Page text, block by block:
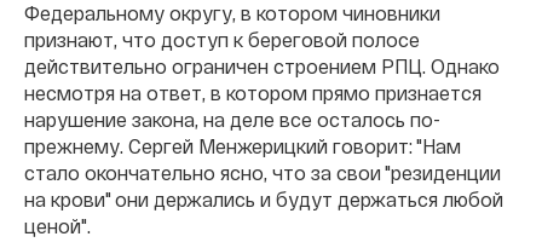
Федеральному округу, в котором чиновники
признают, что доступ к береговой полосе
действительно ограничен строением РПЦ. Однако
несмотря на ответ, в котором прямо признается
нарушение закона, на деле все осталось по-
прежнему. Сергей Менжерицкий говорит: "Нам
стало окончательно ясно, что за свои "резиденции
на крови" они держались и будут держаться любой
ценой".